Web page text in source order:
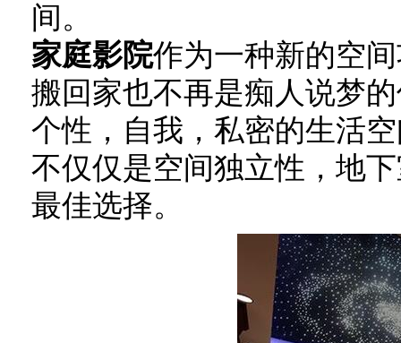
间。
家庭影院作为一种新的空
搬回家也不再是痴人说梦
个性，自我，私密的生活
不仅仅是空间独立性，地
最佳选择。